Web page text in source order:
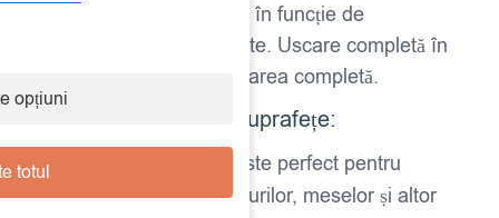
– aproximativ 2-4 ore, în funcție de
temperatură și umiditate. Uscare completă în
24 de ore pentru utilizarea completă.
Ideal pentru diverse suprafețe:
: Este perfect pentru
recondiționarea dulapurilor, meselor și altor
opțiuni
totul